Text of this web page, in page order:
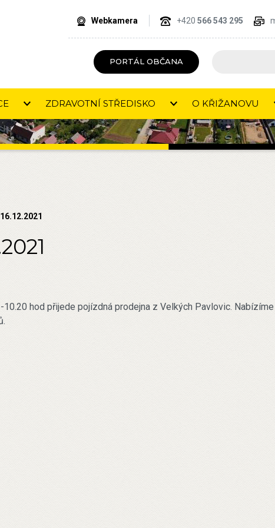
Webkamera +420 566 543 295
PORTÁL OBČANA
ZDRAVOTNÍ STŘEDISKO O KŘIŽANOVU
hod přijede pojízdná prodejna z Velkých Pavlovic.